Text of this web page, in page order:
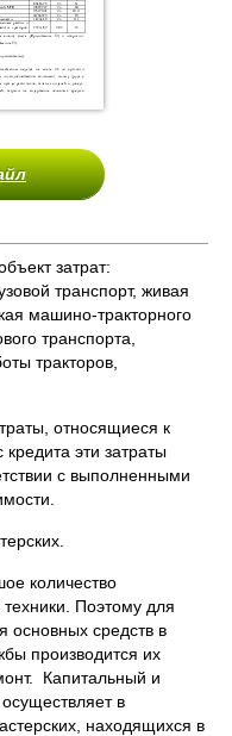
затрат:
транспорт, живая
машино-тракторного
транспорта,
тракторов,
относящиеся к
эти затраты
с выполненными
количество
Поэтому для
основных средств в
производится их
Капитальный и
в
находящихся в